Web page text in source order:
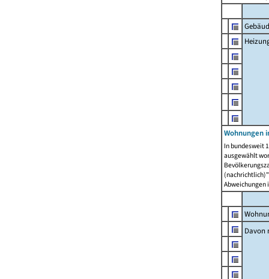
Wohnungen
In bundesweit
ausgewählt
Abweichungen
Davon